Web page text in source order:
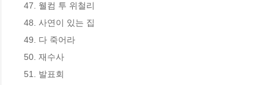
47. 웰컴 투 위철리
48. 사연이 있는 집
49. 다 죽어라
50. 재수사
51. 발표회